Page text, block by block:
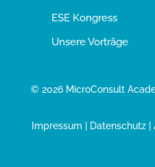
ESE Kongress
Unsere Vorträge
© 2026 MicroConsult
Impressum Datenschutz|